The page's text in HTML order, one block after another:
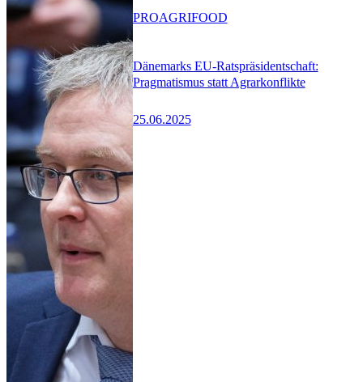
Dänemarks EU-Ratspräsidentschaft:
Pragmatismus statt Agrarkonflikte
25.06.2025
PROAGRIFOOD